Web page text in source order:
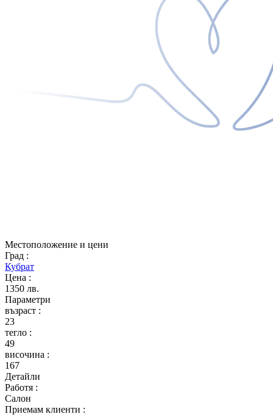
Местоположение и цени
Град :
Кубрат
Цена :
1350 лв.
Параметри
възраст :
23
тегло :
49
височина :
167
Детайли
Работя :
Салон
Приемам клиенти :